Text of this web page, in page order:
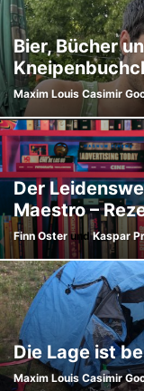
Bier, Bücher
Maxim Louis Casimir
Der
Maestro –
Finn Oster undKaspar
Die Lage ist
Maxim Louis Casimir